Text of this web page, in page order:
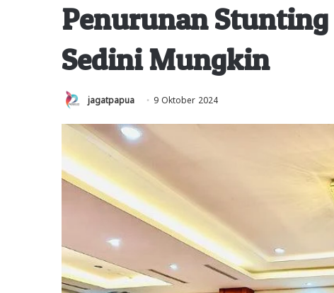
Penurunan
Sedini Mungkin
jagatpapua 9 Oktober 2024